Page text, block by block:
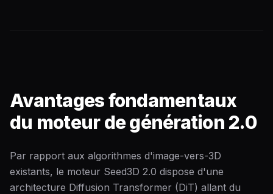
Avantages fondamentaux
du moteur de génération 2.0
Par rapport aux algorithmes d'image-vers-3D
existants, le moteur Seed3D 2.0 dispose d'une
architecture Diffusion Transformer (DiT) allant du